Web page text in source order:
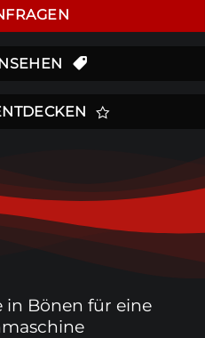
in Bönen für eine